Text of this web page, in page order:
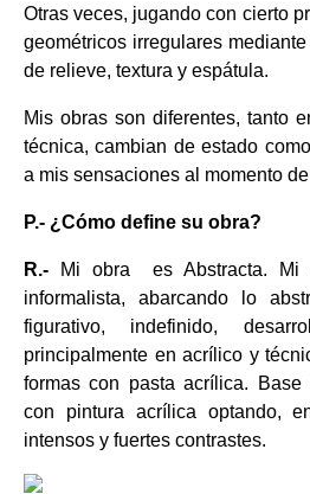
Otras veces, jugando con cierto
geométricos irregulares
de relieve, textura y espátula.
Mis obras son diferentes, tanto
técnica, cambian de estado
a mis sensaciones al momento
P.- ¿Cómo define su obra?
R.- Mi obra es Abstracta. Mi
informalista, abarcando lo
figurativo, indefinido,
principalmente en acrílico y
formas con pasta acrílica.
con pintura acrílica optando,
intensos y fuertes contrastes.